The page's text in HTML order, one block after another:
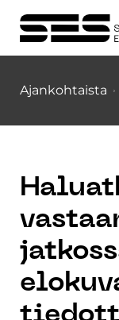
Ajankohtaista